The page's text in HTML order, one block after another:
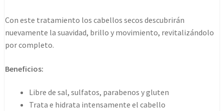
19,43€.17,49€.
Treatment
500
Ml.
Con este tratamiento los cabellos secos descubrirán
nuevamente la suavidad, brillo y movimiento, revitalizándolo
por completo.
Beneficios:
Libre de sal, sulfatos, parabenos y gluten
Trata e hidrata intensamente el cabello